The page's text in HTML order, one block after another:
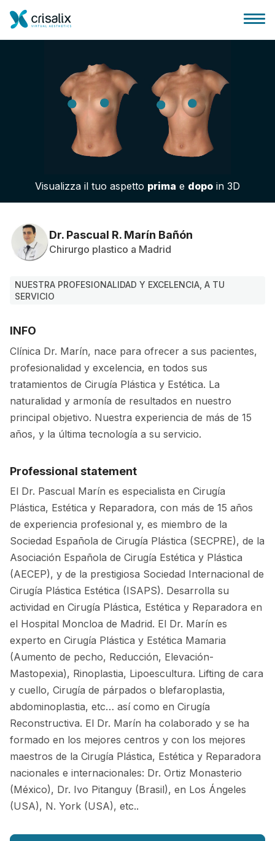
Accesso chirurghi
Piattaforma Business 3D
Piani
Recensioni dei pazienti
Visualizza il tuo aspetto prima e dopo in 3D
Dr. Pascual R. Marín Bañón
Chirurgo plastico a Madrid
NUESTRA PROFESIONALIDAD Y EXCELENCIA, A TU
SERVICIO
INFO
Clínica Dr. Marín, nace para ofrecer a sus pacientes,
profesionalidad y excelencia, en todos sus
tratamientos de Cirugía Plástica y Estética. La
naturalidad y armonía de resultados en nuestro
principal objetivo. Nuestra experiencia de más de 15
años, y la última tecnología a su servicio.
Professional statement
El Dr. Pascual Marín es especialista en Cirugía
Plástica, Estética y Reparadora, con más de 15 años
de experiencia profesional y, es miembro de la
Sociedad Española de Cirugía Plástica (SECPRE), de la
Asociación Española de Cirugía Estética y Plástica
(AECEP), y de la prestigiosa Sociedad Internacional de
Cirugía Plástica Estética (ISAPS). Desarrolla su
actividad en Cirugía Plástica, Estética y Reparadora en
el Hospital Moncloa de Madrid. El Dr. Marín es
experto en Cirugía Plástica y Estética Mamaria
(Aumento de pecho, Reducción, Elevación-
Mastopexia), Rinoplastia, Lipoescultura. Lifting de cara
y cuello, Cirugía de párpados o blefaroplastia,
abdominoplastia, etc… así como en Cirugía
Reconstructiva. El Dr. Marín ha colaborado y se ha
formado en los mejores centros y con los mejores
maestros de la Cirugía Plástica, Estética y Reparadora
nacionales e internacionales: Dr. Ortiz Monasterio
(México), Dr. Ivo Pitanguy (Brasil), en Los Ángeles
(USA), N. York (USA), etc..